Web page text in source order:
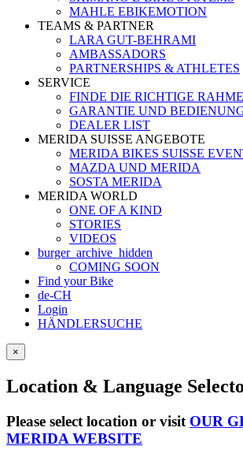
MAHLE EBIKEMOTION
TEAMS & PARTNER
LARA GUT-BEHRAMI
AMBASSADORS
PARTNERSHIPS & ATHLETES
SERVICE
FINDE DIE RICHTIGE
GARANTIE UND
DEALER LIST
MERIDA SUISSE ANGEBOTE
MERIDA BIKES SUISSE
MAZDA UND MERIDA
SOSTA MERIDA
MERIDA WORLD
ONE OF A KIND
STORIES
VIDEOS
burger_archive_hidden
COMING SOON
Find your Bike
de-CH
Login
HÄNDLERSUCHE
×
Location & Language
Please select location or visit OUR
MERIDA WEBSITE